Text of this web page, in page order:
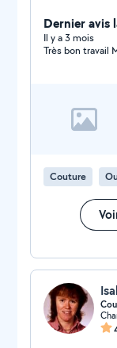
services
Dernier avis
Il y a 3 mois
Très bon travail
Couture